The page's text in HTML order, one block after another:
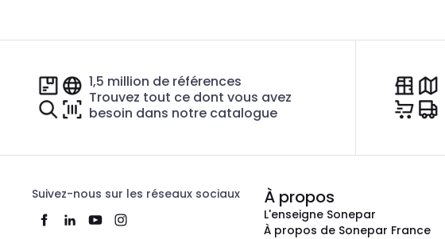
1,5 million de références
Trouvez tout ce dont vous avez
besoin dans notre catalogue
Suivez-nous sur les réseaux sociaux À propos
L'enseigne Sonepar
À propos de Sonepar France